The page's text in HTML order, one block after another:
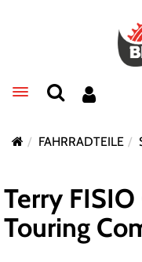
Toggle navigation
FAHRRADTEILE
Terry
Touring